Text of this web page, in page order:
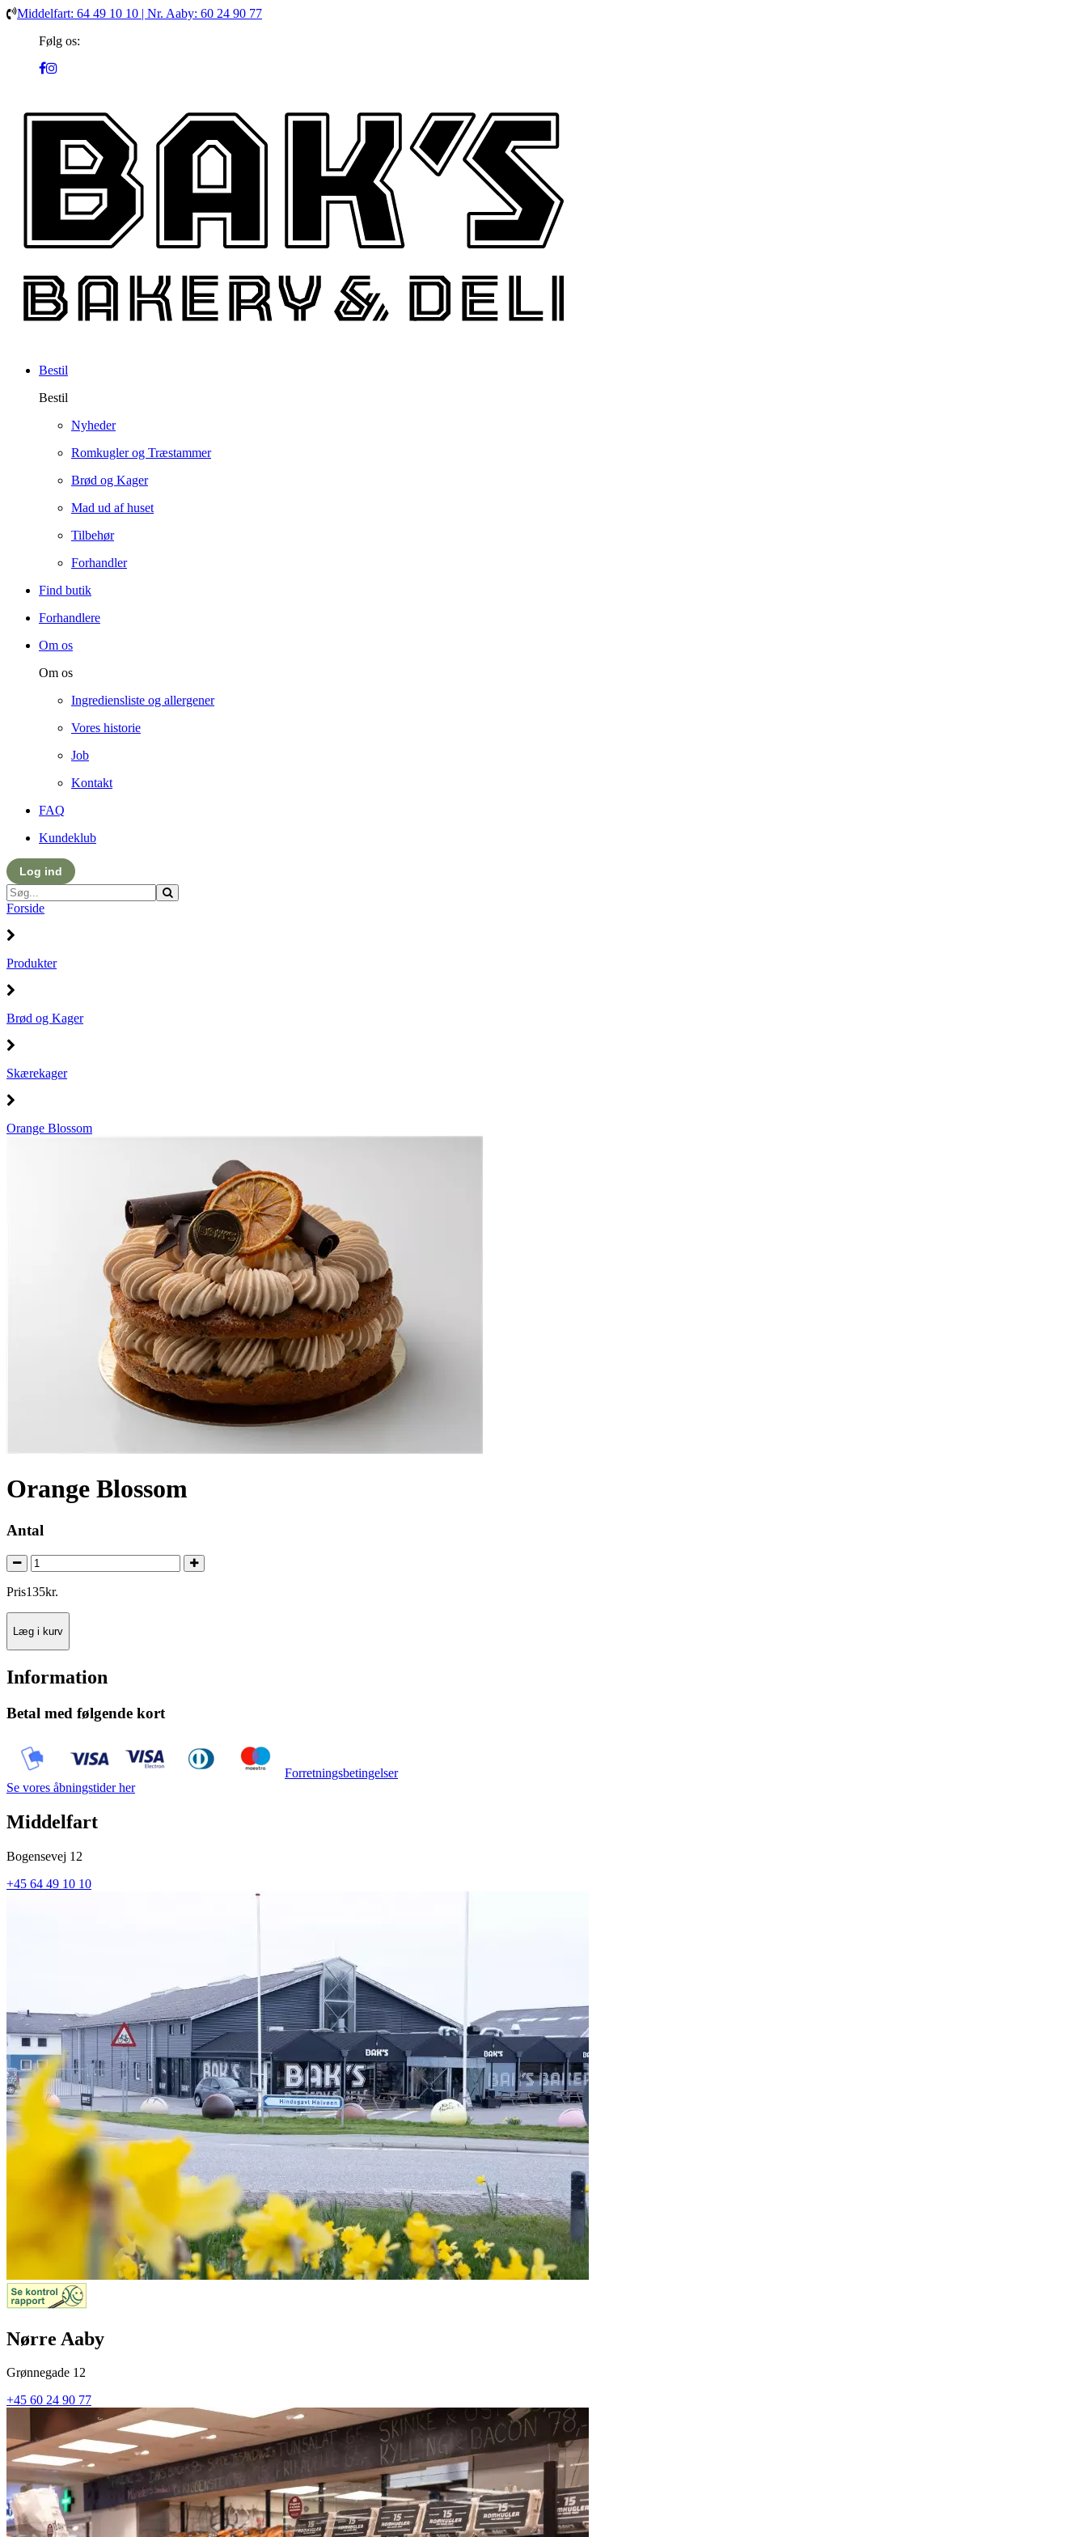
Middelfart: 64 49 10 10 | Nr. Aaby: 60 24 90 77
Følg os:
Bestil
Bestil
Nyheder
Romkugler og Træstammer
Brød og Kager
Mad ud af huset
Tilbehør
Forhandler
Find butik
Forhandlere
Om os
Om os
Ingrediensliste og allergener
Vores historie
Job
Kontakt
FAQ
Kundeklub
Log ind
Forside
Produkter
Brød og Kager
Skærekager
Orange Blossom
Orange Blossom
Antal
Pris135kr.
Læg i kurv
Information
Betal med følgende kort
Forretningsbetingelser
Se vores åbningstider her
Middelfart
Bogensevej 12
+45 64 49 10 10
Nørre Aaby
Grønnegade 12
+45 60 24 90 77